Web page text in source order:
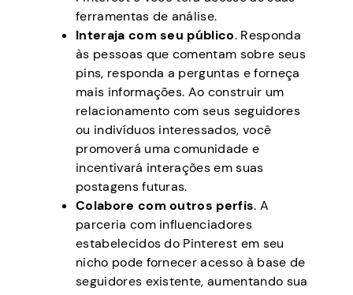
ferramentas de análise.
Interaja com seu público. Responda
às pessoas que comentam sobre seus
pins, responda a perguntas e forneça
mais informações. Ao construir um
relacionamento com seus seguidores
ou indivíduos interessados, você
promoverá uma comunidade e
incentivará interações em suas
postagens futuras.
Colabore com outros perfis. A
parceria com influenciadores
estabelecidos do Pinterest em seu
nicho pode fornecer acesso à base de
seguidores existente, aumentando sua